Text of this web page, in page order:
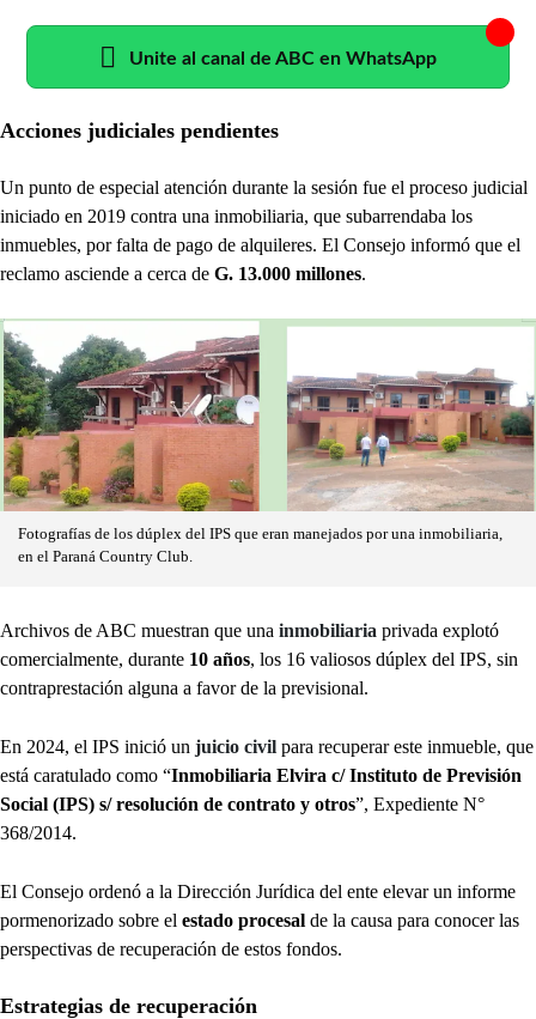
Unite al canal de ABC en WhatsApp
Acciones judiciales pendientes
Un punto de especial atención durante la sesión fue el proceso judicial
iniciado en 2019 contra una inmobiliaria, que subarrendaba los
inmuebles, por falta de pago de alquileres. El Consejo informó que el
reclamo asciende a cerca de G. 13.000 millones.
Fotografías de los dúplex del IPS que eran manejados por una inmobiliaria,
en el Paraná Country Club.
Archivos de ABC muestran que una inmobiliaria privada explotó
comercialmente, durante 10 años, los 16 valiosos dúplex del IPS, sin
contraprestación alguna a favor de la previsional.
En 2024, el IPS inició un juicio civil para recuperar este inmueble, que
está caratulado como “Inmobiliaria Elvira c/ Instituto de Previsión
Social (IPS) s/ resolución de contrato y otros”, Expediente N°
368/2014.
El Consejo ordenó a la Dirección Jurídica del ente elevar un informe
pormenorizado sobre el estado procesal de la causa para conocer las
perspectivas de recuperación de estos fondos.
Estrategias de recuperación